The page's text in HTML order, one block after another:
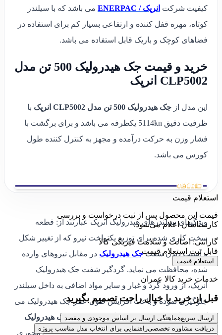
کیفیت شرکت انرپک / ENERPAC می باشد که با سیلندر
کوتاه، مهره قفل کننده و ارتفاعی بسیار کم برای استفاده در
فضاهای کوچک و باریک قابل استفاده می باشد.
خرید و قیمت جک هیدرولیک 500 تن مدل
CLP5002 انرپک
این مدل از جک هیدرولیک 500 تن مدل CLP5002 انرپک
با
ظرفیت دقیق 5114kn یکطرفه می باشد و برای برگشت با
فشار وزن به حرکت درآمده و مجهز به کنترل کننده طول
کورس می باشد.
ویژگیهای سیلندرهای هیدرولیک انرپک عبارتند از: قطعه
سخت کاری شده برای توزیع یکنواخت نیرو که از تغییر شکل
و آسیب دیدن شفتجک هیدرولیک در مقابل نیروهای وارده
شده، محافظت می نماید. گردگیر شفت جک هیدرولیک
انرپک، از ورود گرد و غبار و سایر مواد اضافی به داخل سیلندر
جلوگیری نموده و باعث افزایش طول عمر جک هیدرولیک می
گردد. رینگ فسفر - برنز بکار گرفته شده درجک هیدرولیک
500 تن مدل CLP5002 انرپک
، جهت جذب نیروی غیر محوری
استعلام قیمت
قیمت این محصول پس از ثبت درخواست و بررسی
کارشناسان اعلام می‌شود.
گارانتی: اصالت و سلامت فیزیکی کالا
قابل ثبت استعلام قیمت
استعلام قیمت
خدمات خرید کالا عمران
قبل از خرید با خیال راحت تصمیم بگیرید
ارسال سریعهماهنگی ارسال بر اساس موجودی و مقصد
دریافت مشاوره تخصصیراهنمایی برای انتخاب مدل مناسب پروژه